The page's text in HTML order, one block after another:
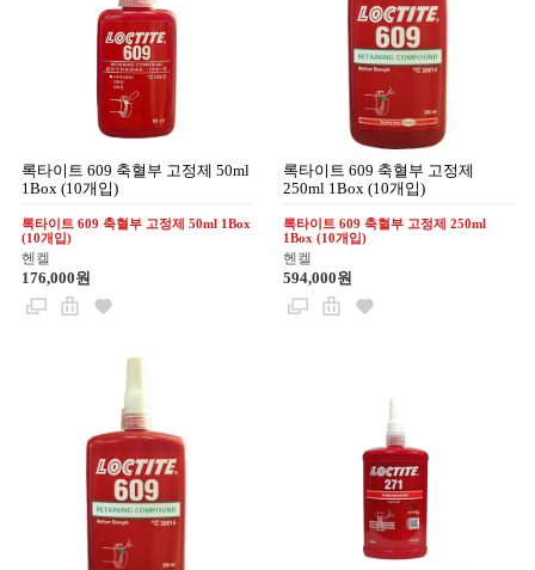
록타이트 609 축혈부 고정제 50ml
1Box (10개입)
록타이트 609 축혈부 고정제 50ml 1Box
(10개입)
헨켈
176,000원
록타이트 609 축혈부 고정제
250ml 1Box (10개입)
록타이트 609 축혈부 고정제 250ml
1Box (10개입)
헨켈
594,000원